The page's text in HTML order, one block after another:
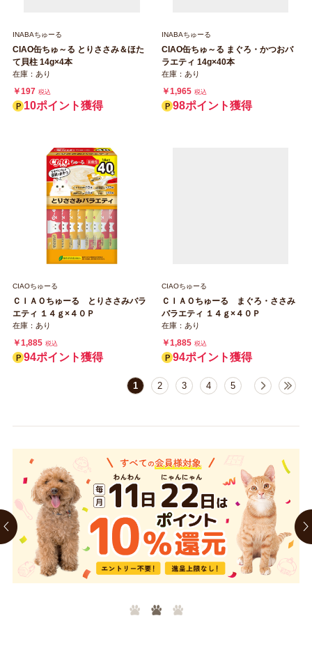
INABAちゅーる
CIAO缶ちゅ～る とりささみ＆ほた
て貝柱 14g×4本
在庫：あり
￥197 税込
10ポイント獲得
INABAちゅーる
CIAO缶ちゅ～る まぐろ・かつおバ
ラエティ 14g×40本
在庫：あり
￥1,965 税込
98ポイント獲得
CIAOちゅーる
ＣＩＡＯちゅーる とりささみバラ
エティ １４ｇ×４０Ｐ
在庫：あり
￥1,885 税込
94ポイント獲得
CIAOちゅーる
ＣＩＡＯちゅーる まぐろ・ささみ
バラエティ １４ｇ×４０Ｐ
在庫：あり
￥1,885 税込
94ポイント獲得
1 2 3 4 5